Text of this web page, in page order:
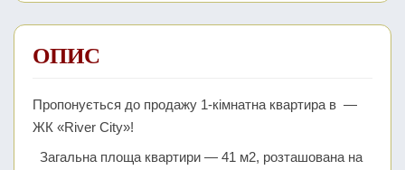
ОПИС
Пропонується до продажу 1-кімнатна квартира в —
ЖК «River City»!
Загальна площа квартири — 41 м2, розташована на